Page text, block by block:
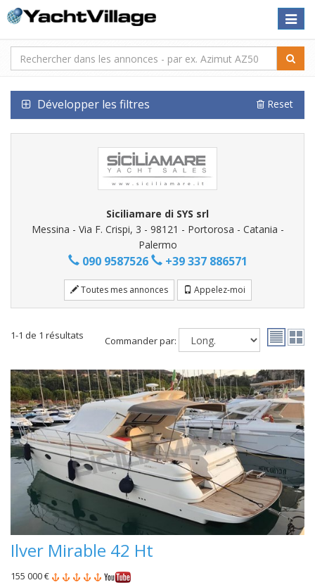
Toggle
Développer les filtres Reset
Siciliamare di SYS srl
Messina - Via F. Crispi, 3 - 98121 - Portorosa - Catania -
Palermo
090 9587526 +39 337 886571
Toutes mes annonces Appelez-moi
1-1 de 1 résultats Commander par:
Ilver Mirable 42 Ht
155 000 €